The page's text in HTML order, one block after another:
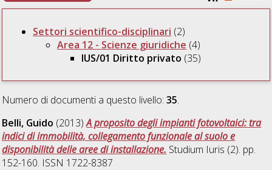
Settori scientifico-disciplinari (2)
Area 12 - Scienze giuridiche (4)
IUS/01 Diritto privato (35)
Numero di documenti a questo livello:35.
Belli, Guido (2013)A proposito degli impianti fotovoltaici: tra
indici di immobilità, collegamento funzionale al suolo e
disponibilità delle aree di installazione. Studium Iuris (2). pp.
152-160. ISSN 1722-8387